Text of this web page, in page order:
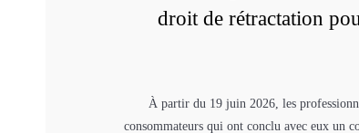
droit de rétractation
À partir du 19 juin 2026, les
consommateurs qui ont conclu avec eux un